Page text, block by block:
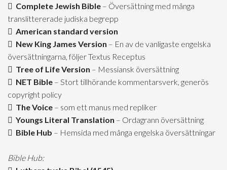
Complete Jewish Bible – Översättning med många
translittererade judiska begrepp
American standard version
New King James Version – En av de vanligaste engelska
översättningarna, följer Textus Receptus
Tree of Life Version – Messiansk översättning
NET Bible – Stort tillhörande kommentarsverk, generös
copyright policy
The Voice – som ett manus med repliker
Youngs Literal Translation – Ordagrann översättning
Bible Hub – Hemsida med många engelska översättningar
Bible Hub: